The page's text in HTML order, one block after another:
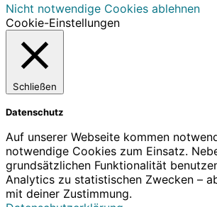
Nicht notwendige Cookies ablehnen
Cookie-Einstellungen
Schließen
Datenschutz
Auf unserer Webseite kommen
notwendige Cookies zum Einsatz.
grundsätzlichen Funktionalität
Analytics zu statistischen Zwecken –
mit deiner Zustimmung.